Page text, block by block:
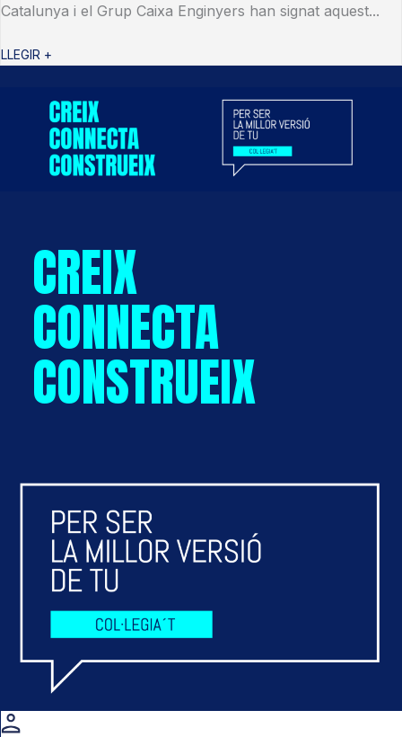
Catalunya i el Grup Caixa Enginyers han signat aquest...
LLEGIR +
CREIX
CONNECTA
CONSTRUEIX